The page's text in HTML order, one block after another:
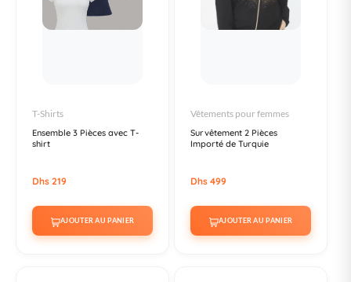
T-Shirts
Ensemble 3 Pièces avec T-
shirt
Dhs 219
AJOUTER AU PANIER
Vêtements pour femmes
Survêtement 2 Pièces
Importé de Turquie
Dhs 499
AJOUTER AU PANIER